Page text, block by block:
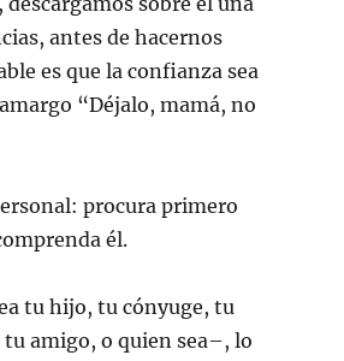
antes de hacernos
es que la confianza sea
“Déjalo, mamá, no
procura primero
él.
tu hijo, tu cónyuge, tu
amigo, o quien sea–, lo